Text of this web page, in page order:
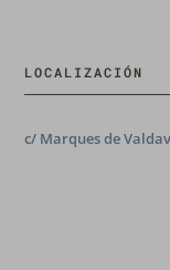
LOCALIZACIÓN
c/ Marques de